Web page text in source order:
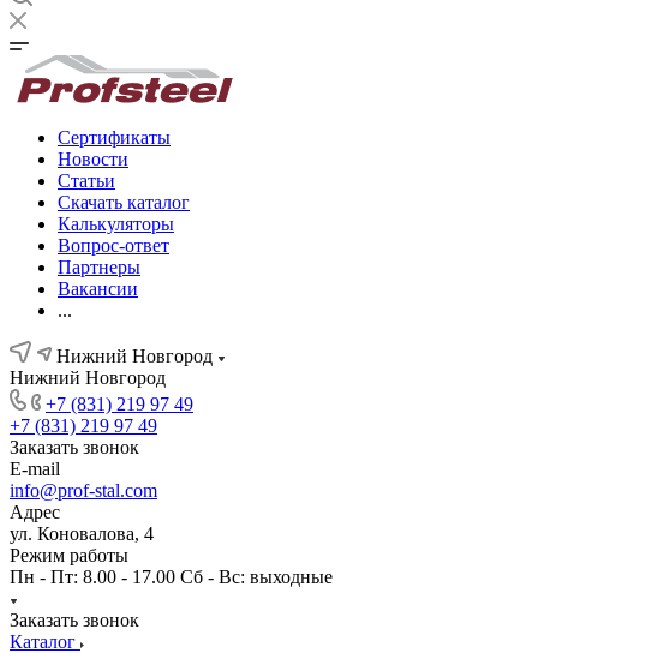
Сертификаты
Новости
Статьи
Скачать каталог
Калькуляторы
Вопрос-ответ
Партнеры
Вакансии
...
Нижний Новгород
Нижний Новгород
+7 (831) 219 97 49
+7 (831) 219 97 49
Заказать звонок
E-mail
info@prof-stal.com
Адрес
ул. Коновалова, 4
Режим работы
Пн - Пт: 8.00 - 17.00 Сб - Вс: выходные
Заказать звонок
Каталог